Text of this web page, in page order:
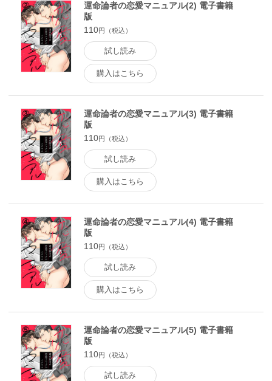
運命論者の恋愛マニュアル(2) 電子書籍
版
110円（税込）
試し読み
購入はこちら
運命論者の恋愛マニュアル(3) 電子書籍
版
110円（税込）
試し読み
購入はこちら
運命論者の恋愛マニュアル(4) 電子書籍
版
110円（税込）
試し読み
購入はこちら
運命論者の恋愛マニュアル(5) 電子書籍
版
110円（税込）
試し読み